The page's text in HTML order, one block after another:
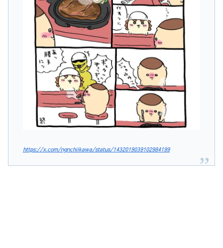
https://x.com/ngnchiikawa/status/1432019039102984199